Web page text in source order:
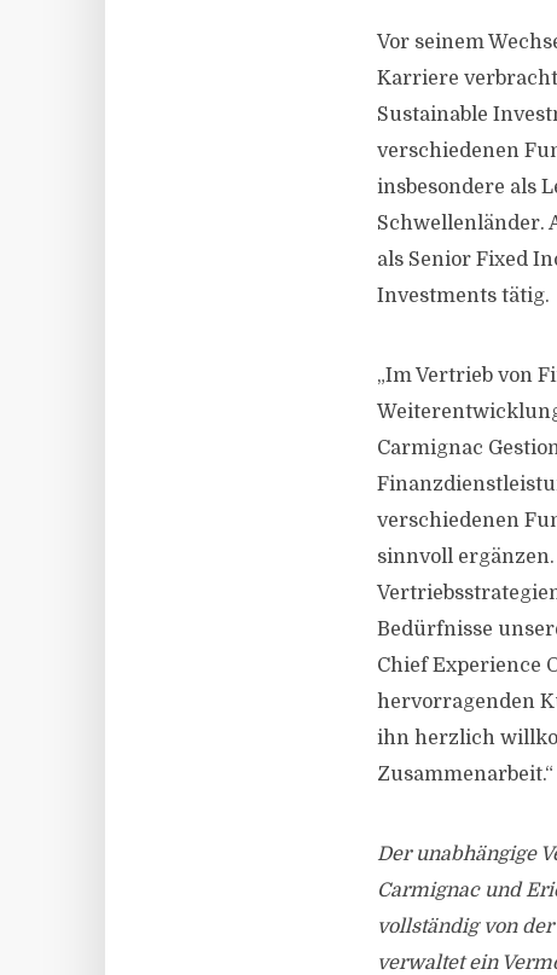
Vor seinem
Karriere
Sustainable
verschiedenen
insbesondere als
Schwellenländer.
als Senior Fixed
Investments tätig.
„Im Vertrieb von
Carmignac
verschiedenen
sinnvoll
Bedürfnisse
Chief Experience
hervorragenden
ihn herzlich
Zusammenarbeit.“
Der unabhängige
Carmignac und
vollständig von
verwaltet ein